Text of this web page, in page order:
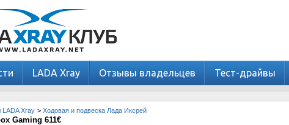
LADA Xray Отзывы владельцев Тест-драйвы
LADA Xray > Ходовая и подвеска Лада Иксрей
Gaming 611€